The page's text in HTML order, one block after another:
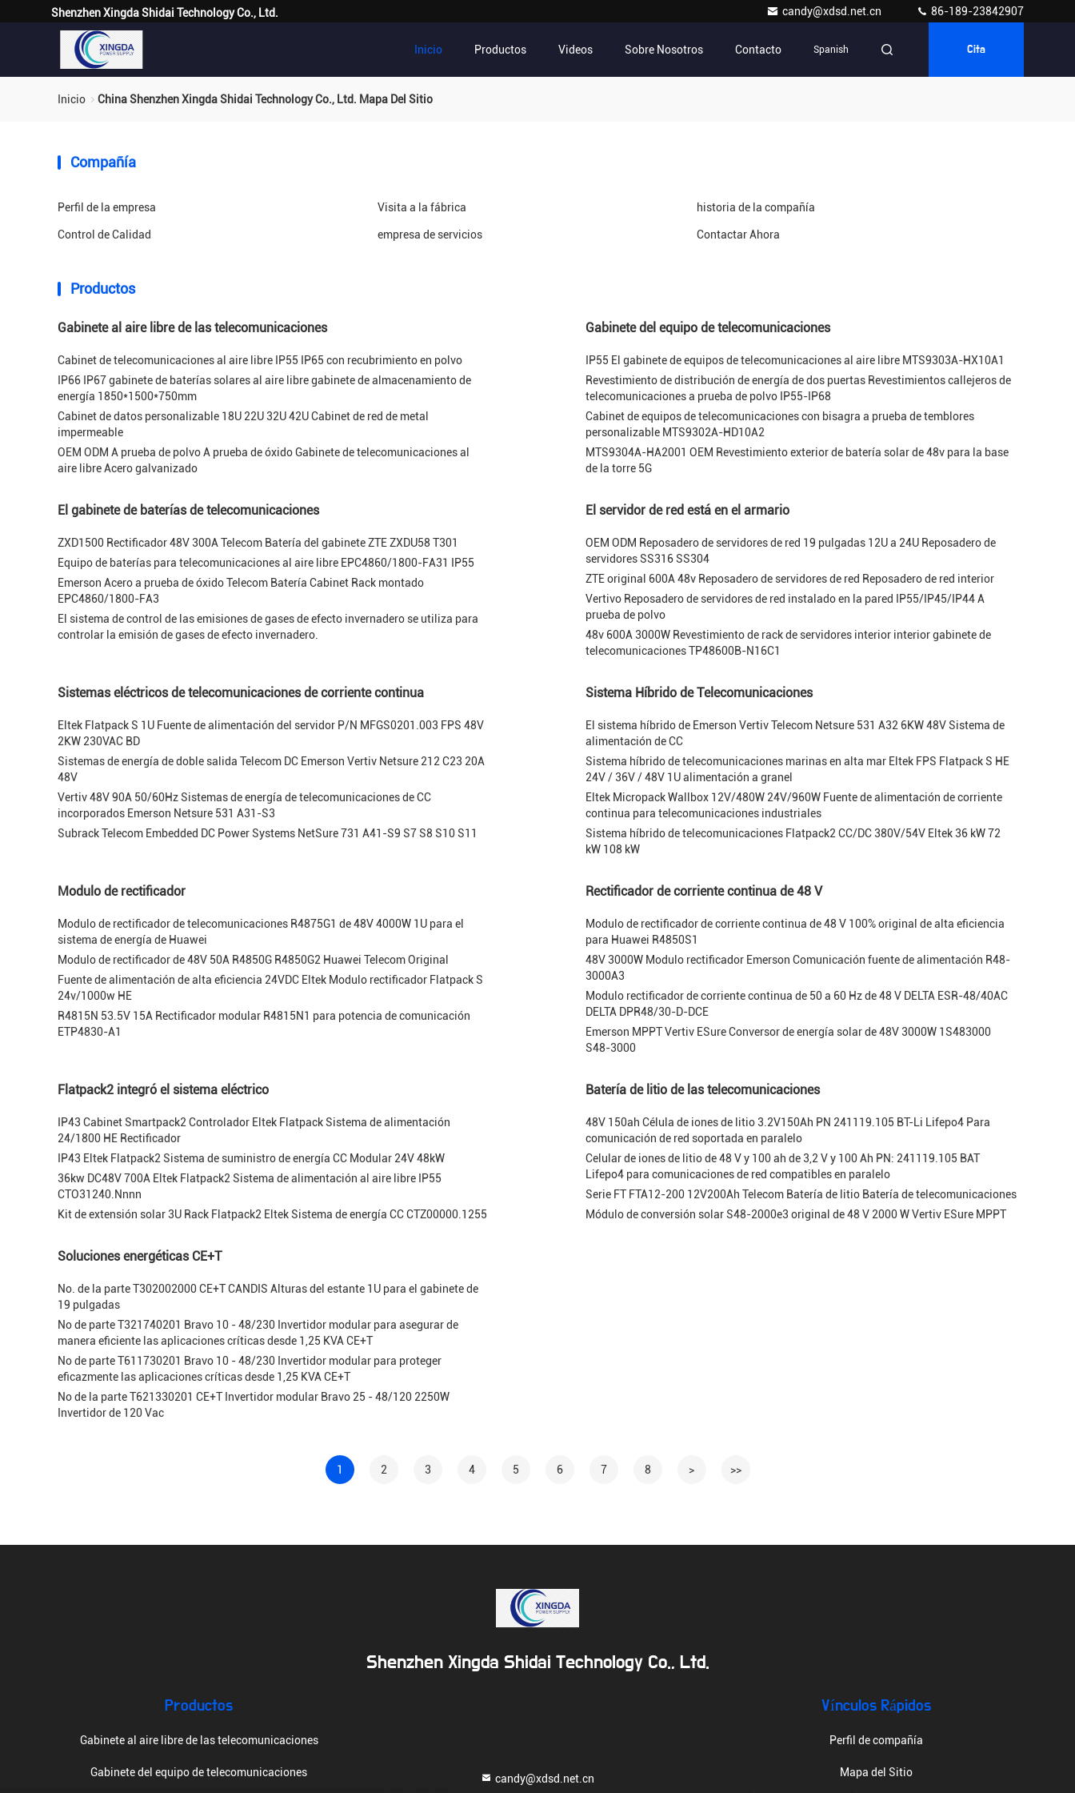
Shenzhen Xingda Shidai Technology Co., Ltd. candy@xdsd.net.cn 86-189-23842907
Inicio Productos Videos Sobre Nosotros Contacto Spanish Cita
Inicio China Shenzhen Xingda Shidai Technology Co., Ltd. Mapa Del Sitio
Compañía
Perfil de la empresa Visita a la fábrica historia de la compañía
Control de Calidad empresa de servicios Contactar Ahora
Productos
Gabinete al aire libre de las telecomunicaciones
Cabinet de telecomunicaciones al aire libre IP55 IP65 con recubrimiento en polvo
IP66 IP67 gabinete de baterías solares al aire libre gabinete de almacenamiento de
energía 1850*1500*750mm
Cabinet de datos personalizable 18U 22U 32U 42U Cabinet de red de metal
impermeable
OEM ODM A prueba de polvo A prueba de óxido Gabinete de telecomunicaciones al
aire libre Acero galvanizado
Gabinete del equipo de telecomunicaciones
IP55 El gabinete de equipos de telecomunicaciones al aire libre MTS9303A-HX10A1
Revestimiento de distribución de energía de dos puertas Revestimientos callejeros de
telecomunicaciones a prueba de polvo IP55-IP68
Cabinet de equipos de telecomunicaciones con bisagra a prueba de temblores
personalizable MTS9302A-HD10A2
MTS9304A-HA2001 OEM Revestimiento exterior de batería solar de 48v para la base
de la torre 5G
El gabinete de baterías de telecomunicaciones
ZXD1500 Rectificador 48V 300A Telecom Batería del gabinete ZTE ZXDU58 T301
Equipo de baterías para telecomunicaciones al aire libre EPC4860/1800-FA31 IP55
Emerson Acero a prueba de óxido Telecom Batería Cabinet Rack montado
EPC4860/1800-FA3
El sistema de control de las emisiones de gases de efecto invernadero se utiliza para
controlar la emisión de gases de efecto invernadero.
El servidor de red está en el armario
OEM ODM Reposadero de servidores de red 19 pulgadas 12U a 24U Reposadero de
servidores SS316 SS304
ZTE original 600A 48v Reposadero de servidores de red Reposadero de red interior
Vertivo Reposadero de servidores de red instalado en la pared IP55/IP45/IP44 A
prueba de polvo
48v 600A 3000W Revestimiento de rack de servidores interior interior gabinete de
telecomunicaciones TP48600B-N16C1
Sistemas eléctricos de telecomunicaciones de corriente continua
Eltek Flatpack S 1U Fuente de alimentación del servidor P/N MFGS0201.003 FPS 48V
2KW 230VAC BD
Sistemas de energía de doble salida Telecom DC Emerson Vertiv Netsure 212 C23 20A
48V
Vertiv 48V 90A 50/60Hz Sistemas de energía de telecomunicaciones de CC
incorporados Emerson Netsure 531 A31-S3
Subrack Telecom Embedded DC Power Systems NetSure 731 A41-S9 S7 S8 S10 S11
Sistema Híbrido de Telecomunicaciones
El sistema híbrido de Emerson Vertiv Telecom Netsure 531 A32 6KW 48V Sistema de
alimentación de CC
Sistema híbrido de telecomunicaciones marinas en alta mar Eltek FPS Flatpack S HE
24V / 36V / 48V 1U alimentación a granel
Eltek Micropack Wallbox 12V/480W 24V/960W Fuente de alimentación de corriente
continua para telecomunicaciones industriales
Sistema híbrido de telecomunicaciones Flatpack2 CC/DC 380V/54V Eltek 36 kW 72
kW 108 kW
Modulo de rectificador
Modulo de rectificador de telecomunicaciones R4875G1 de 48V 4000W 1U para el
sistema de energía de Huawei
Modulo de rectificador de 48V 50A R4850G R4850G2 Huawei Telecom Original
Fuente de alimentación de alta eficiencia 24VDC Eltek Modulo rectificador Flatpack S
24v/1000w HE
R4815N 53.5V 15A Rectificador modular R4815N1 para potencia de comunicación
ETP4830-A1
Rectificador de corriente continua de 48 V
Modulo de rectificador de corriente continua de 48 V 100% original de alta eficiencia
para Huawei R4850S1
48V 3000W Modulo rectificador Emerson Comunicación fuente de alimentación R48-
3000A3
Modulo rectificador de corriente continua de 50 a 60 Hz de 48 V DELTA ESR-48/40AC
DELTA DPR48/30-D-DCE
Emerson MPPT Vertiv ESure Conversor de energía solar de 48V 3000W 1S483000
S48-3000
Flatpack2 integró el sistema eléctrico
IP43 Cabinet Smartpack2 Controlador Eltek Flatpack Sistema de alimentación
24/1800 HE Rectificador
IP43 Eltek Flatpack2 Sistema de suministro de energía CC Modular 24V 48kW
36kw DC48V 700A Eltek Flatpack2 Sistema de alimentación al aire libre IP55
CTO31240.Nnnn
Kit de extensión solar 3U Rack Flatpack2 Eltek Sistema de energía CC CTZ00000.1255
Batería de litio de las telecomunicaciones
48V 150ah Célula de iones de litio 3.2V150Ah PN 241119.105 BT-Li Lifepo4 Para
comunicación de red soportada en paralelo
Celular de iones de litio de 48 V y 100 ah de 3,2 V y 100 Ah PN: 241119.105 BAT
Lifepo4 para comunicaciones de red compatibles en paralelo
Serie FT FTA12-200 12V200Ah Telecom Batería de litio Batería de telecomunicaciones
Módulo de conversión solar S48-2000e3 original de 48 V 2000 W Vertiv ESure MPPT
Soluciones energéticas CE+T
No. de la parte T302002000 CE+T CANDIS Alturas del estante 1U para el gabinete de
19 pulgadas
No de parte T321740201 Bravo 10 - 48/230 Invertidor modular para asegurar de
manera eficiente las aplicaciones críticas desde 1,25 KVA CE+T
No de parte T611730201 Bravo 10 - 48/230 Invertidor modular para proteger
eficazmente las aplicaciones críticas desde 1,25 KVA CE+T
No de la parte T621330201 CE+T Invertidor modular Bravo 25 - 48/120 2250W
Invertidor de 120 Vac
1 2 3 4 5 6 7 8 > >>
Shenzhen Xingda Shidai Technology Co., Ltd.
Productos
Gabinete al aire libre de las telecomunicaciones
Gabinete del equipo de telecomunicaciones candy@xdsd.net.cn
Vínculos Rápidos
Perfil de compañía
Mapa del Sitio